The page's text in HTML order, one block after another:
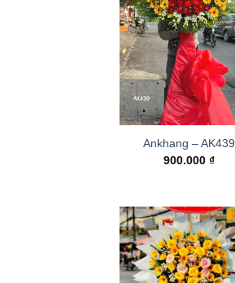
Ankhang – AK439
900.000 ₫